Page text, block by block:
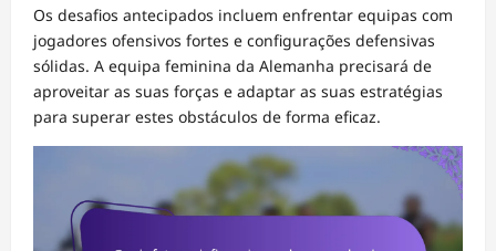
Os desafios antecipados incluem enfrentar equipas com
jogadores ofensivos fortes e configurações defensivas
sólidas. A equipa feminina da Alemanha precisará de
aproveitar as suas forças e adaptar as suas estratégias
para superar estes obstáculos de forma eficaz.